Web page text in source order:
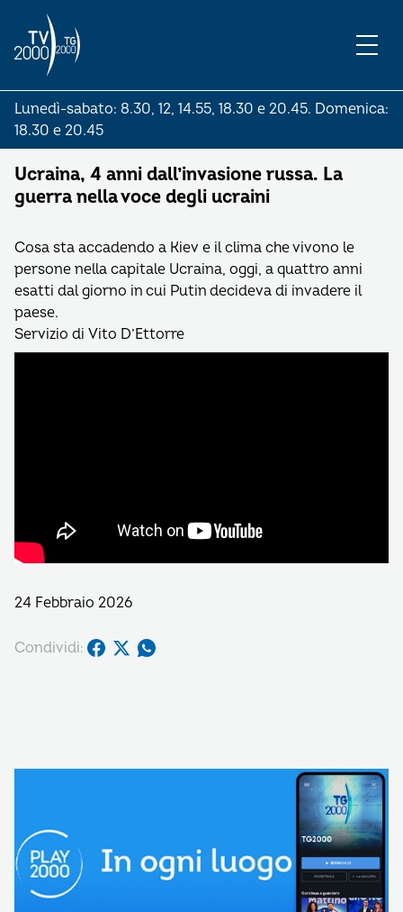
Lunedì-sabato: 8.30, 12, 14.55, 18.30 e 20.45. Domenica:
18.30 e 20.45
Ucraina, 4 anni dall’invasione russa. La
guerra nella voce degli ucraini
Cosa sta accadendo a Kiev e il clima che vivono le
persone nella capitale Ucraina, oggi, a quattro anni
esatti dal giorno in cui Putin decideva di invadere il
paese.
Servizio di Vito D’Ettorre
24 Febbraio 2026
Condividi: